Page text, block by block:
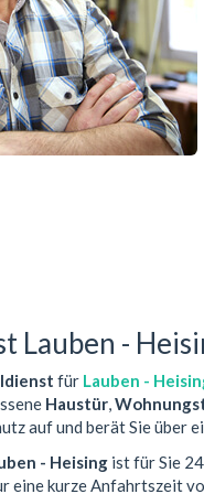
Lauben -
für Lauben -
Haustür,
auf und berät Sie über
- Heising ist für Sie
eine kurze Anfahrtszeit